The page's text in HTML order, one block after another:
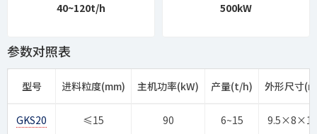
40~120t/h 500kW
参数对照表
型号 进料粒度(mm) 主机功率(kW) 产量(t/h) 外形尺寸
GKS20 ≤15 90 6~15 9.5×8×13